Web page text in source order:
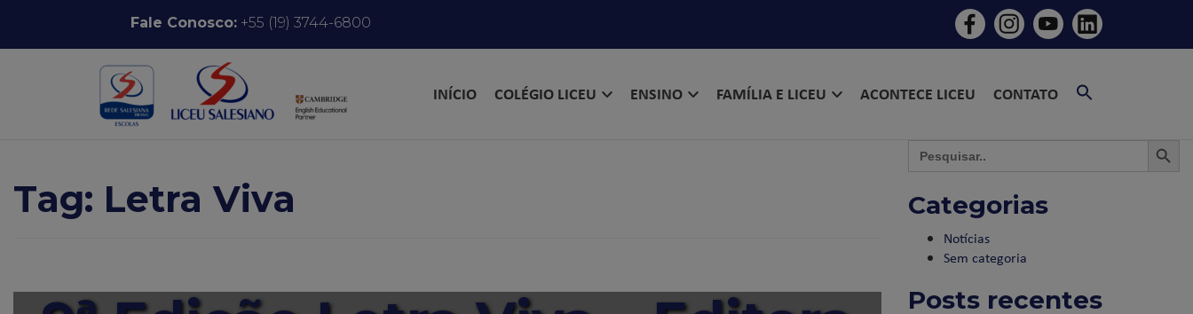
Pular para o conteúdoFale Conosco:+55 (19) 3744-6800
INÍCIO COLÉGIO LICEU ENSINO FAMÍLIA E LICEU ACONTECE LICEU CONTATO
Tag: Letra Viva
Search
for:
Categorias
Notícias
Sem categoria
Posts recentes